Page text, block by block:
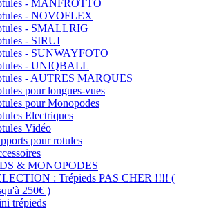
- MANFROTTO
- NOVOFLEX
- SMALLRIG
- SIRUI
- SUNWAYFOTO
- UNIQBALL
- AUTRES MARQUES
pour longues-vues
pour Monopodes
Electriques
Vidéo
pour rotules
& MONOPODES
: Trépieds PAS CHER !!!! (
250€ )
trépieds